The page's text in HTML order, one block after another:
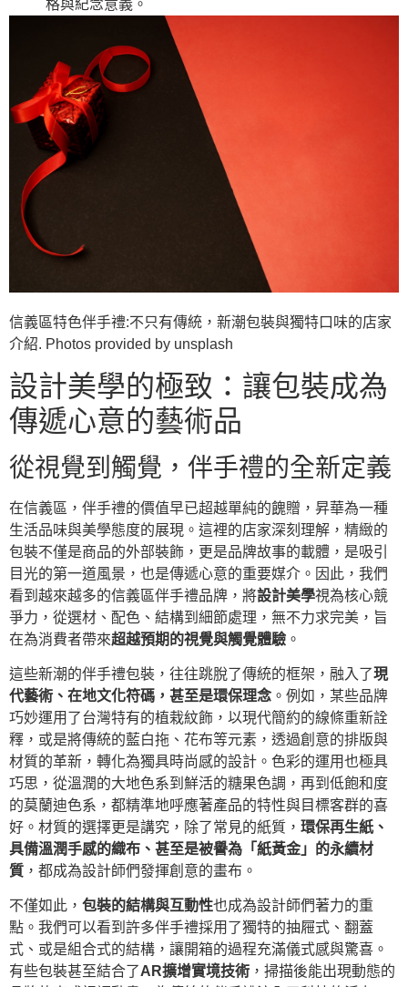
格與紀念意義。
信義區特色伴手禮:不只有傳統，新潮包裝與獨特口味的店家
介紹. Photos provided by unsplash
設計美學的極致：讓包裝成為
傳遞心意的藝術品
從視覺到觸覺，伴手禮的全新定義
在信義區，伴手禮的價值早已超越單純的餽贈，昇華為一種
生活品味與美學態度的展現。這裡的店家深刻理解，精緻的
包裝不僅是商品的外部裝飾，更是品牌故事的載體，是吸引
目光的第一道風景，也是傳遞心意的重要媒介。因此，我們
看到越來越多的信義區伴手禮品牌，將設計美學視為核心競
爭力，從選材、配色、結構到細節處理，無不力求完美，旨
在為消費者帶來超越預期的視覺與觸覺體驗 。
這些新潮的伴手禮包裝，往往跳脫了傳統的框架，融入了現
代藝術、在地文化符碼，甚至是環保理念 。例如，某些品牌
巧妙運用了台灣特有的植栽紋飾，以現代簡約的線條重新詮
釋，或是將傳統的藍白拖、花布等元素，透過創意的排版與
材質的革新，轉化為獨具時尚感的設計。色彩的運用也極具
巧思，從溫潤的大地色系到鮮活的糖果色調，再到低飽和度
的莫蘭迪色系，都精準地呼應著產品的特性與目標客群的喜
好。材質的選擇更是講究，除了常見的紙質， 環保再生紙、
具備溫潤手感的織布、甚至是被譽為「紙黃金」的永續材
質 ，都成為設計師們發揮創意的畫布。
不僅如此， 包裝的結構與互動性也成為設計師們著力的重
點。我們可以看到許多伴手禮採用了獨特的抽屜式、翻蓋
式、或是組合式的結構，讓開箱的過程充滿儀式感與驚喜。
有些包裝甚至結合了AR擴增實境技術 ，掃描後能出現動態的